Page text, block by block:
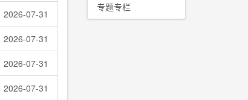
2026-07-31
2026-07-31
2026-07-31
2026-07-31
专题专栏